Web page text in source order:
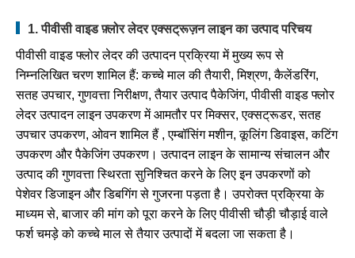
1. पीवीसी वाइड फ़्लोर लेदर एक्सट्रूज़न लाइन का उत्पाद परिचय
पीवीसी वाइड फ्लोर लेदर की उत्पादन प्रक्रिया में मुख्य रूप से
निम्नलिखित चरण शामिल हैं: कच्चे माल की तैयारी, मिश्रण, कैलेंडरिंग,
सतह उपचार, गुणवत्ता निरीक्षण, तैयार उत्पाद पैकेजिंग, पीवीसी वाइड फ्लोर
लेदर उत्पादन लाइन उपकरण में आमतौर पर मिक्सर, एक्सट्रूडर, सतह
उपचार उपकरण, ओवन शामिल हैं , एम्बॉसिंग मशीन, कूलिंग डिवाइस, कटिंग
उपकरण और पैकेजिंग उपकरण। उत्पादन लाइन के सामान्य संचालन और
उत्पाद की गुणवत्ता स्थिरता सुनिश्चित करने के लिए इन उपकरणों को
पेशेवर डिजाइन और डिबगिंग से गुजरना पड़ता है। उपरोक्त प्रक्रिया के
माध्यम से, बाजार की मांग को पूरा करने के लिए पीवीसी चौड़ी चौड़ाई वाले
फर्श चमड़े को कच्चे माल से तैयार उत्पादों में बदला जा सकता है।